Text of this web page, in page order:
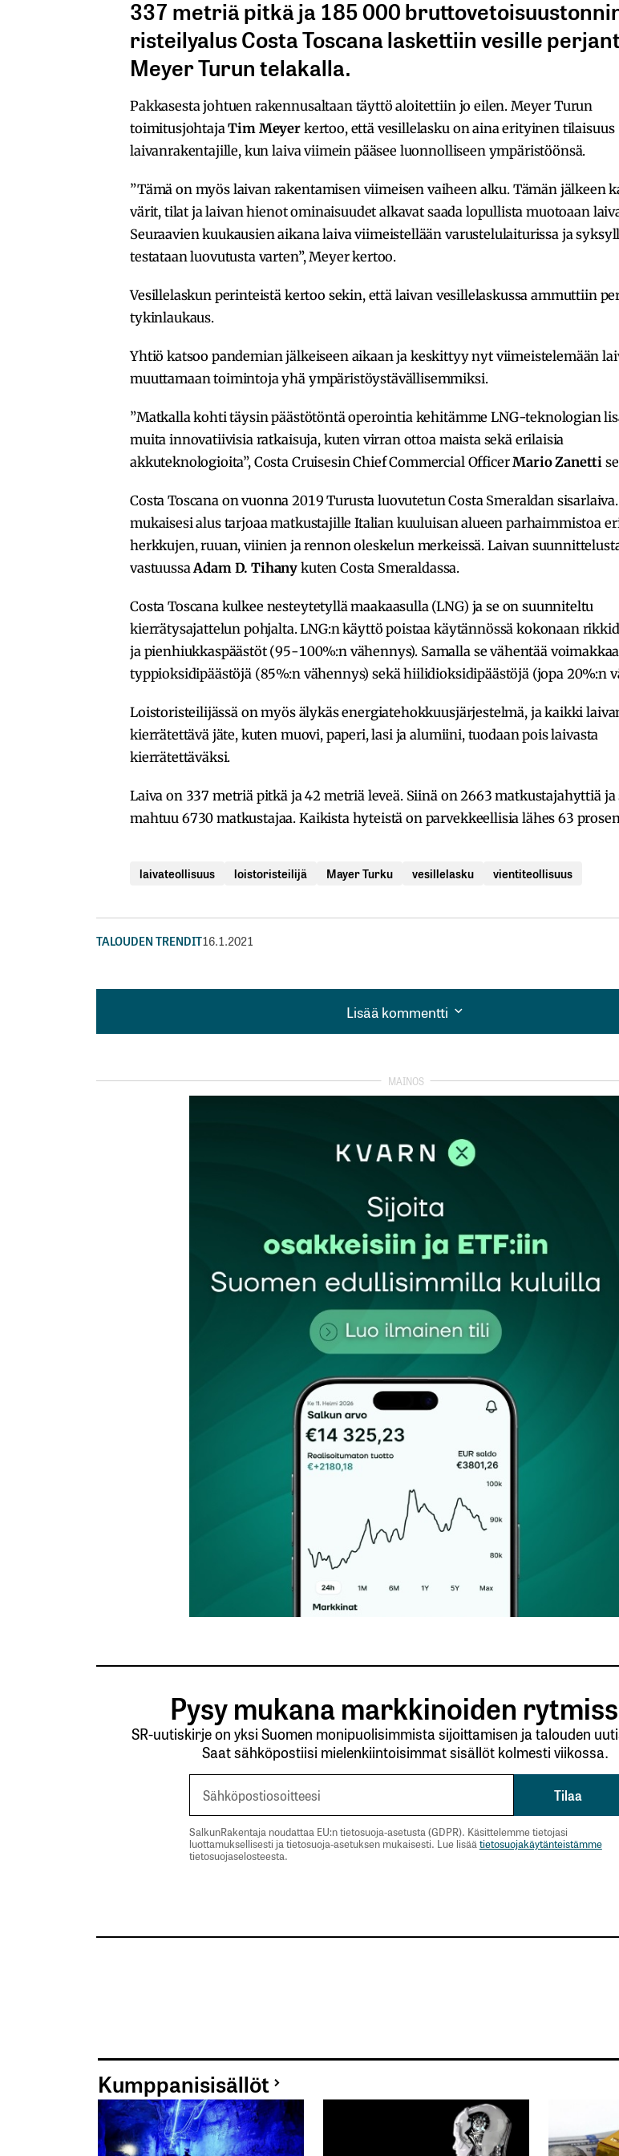
337 metriä pitkä ja 185 000
risteilyalus Costa Toscana laskettiin vesille
Meyer Turun telakalla.
Pakkasesta johtuen rakennusaltaan täyttö aloitettiin jo eilen. Meyer Turun
toimitusjohtajaTim Meyer kertoo, että vesillelasku on aina erityinen tilaisuus
laivanrakentajille, kun laiva viimein pääsee luonnolliseen ympäristöönsä.
”Tämä on myös laivan rakentamisen viimeisen vaiheen alku. Tämän jälkeen
värit, tilat ja laivan hienot ominaisuudet alkavat saada lopullista muotoaan
Seuraavien kuukausien aikana laiva viimeistellään varustelulaiturissa ja
testataan luovutusta varten”, Meyer kertoo.
Vesillelaskun perinteistä kertoo sekin, että laivan vesillelaskussa ammuttiin
tykinlaukaus.­
Yhtiö katsoo pandemian jälkeiseen aikaan ja keskittyy nyt viimeistelemään
muuttamaan toimintoja yhä ympäristöystävällisemmiksi.
”Matkalla kohti täysin päästötöntä operointia kehitämme LNG-teknologian
muita innovatiivisia ratkaisuja, kuten virran ottoa maista sekä erilaisia
akkuteknologioita”, Costa Cruisesin Chief Commercial Officer Mario Zanetti
Costa Toscana on vuonna 2019 Turusta luovutetun Costa Smeraldan
mukaisesi alus tarjoaa matkustajille Italian kuuluisan alueen parhaimmistoa
herkkujen, ruuan, viinien ja rennon oleskelun merkeissä. Laivan
vastuussaAdam D. Tihany kuten Costa Smeraldassa.
Costa Toscana kulkee nesteytetyllä maakaasulla (LNG) ja se on suunniteltu
kierrätysajattelun pohjalta. LNG:n käyttö poistaa käytännössä kokonaan
ja pienhiukkaspäästöt (95-100%:n vähennys). Samalla se vähentää
typpioksidipäästöjä (85%:n vähennys) sekä hiilidioksidipäästöjä (jopa 20%:n
Loistoristeilijässä on myös älykäs energiatehokkuusjärjestelmä, ja kaikki
kierrätettävä jäte, kuten muovi, paperi, lasi ja alumiini, tuodaan pois laivasta
kierrätettäväksi.
Laiva on 337 metriä pitkä ja 42 metriä leveä. Siinä on 2663 matkustajahyttiä ja
mahtuu 6730 matkustajaa. Kaikista hyteistä on parvekkeellisia lähes 63
laivateollisuus loistoristeilijä Mayer Turku vesillelasku vientiteollisuus
TALOUDEN TRENDIT16.1.2021
Lisää kommentti
Lisää kommentti
Sähköpostiosoitteesi
Tilaa SalkunRakentajan uutiskirje
Pysy mukana markkinoiden
SR-uutiskirje on yksi Suomen monipuolisimmista sijoittamisen ja talouden
Saat sähköpostiisi mielenkiintoisimmat sisällöt kolmesti viikossa.
SalkunRakentaja noudattaa EU:n tietosuoja-asetusta (GDPR). Käsittelemme tietojasi
luottamuksellisesti ja tietosuoja-asetuksen mukaisesti. Lue lisäätietosuojakäytänteistämme
tietosuojaselosteesta.
Kumppanisisällöt